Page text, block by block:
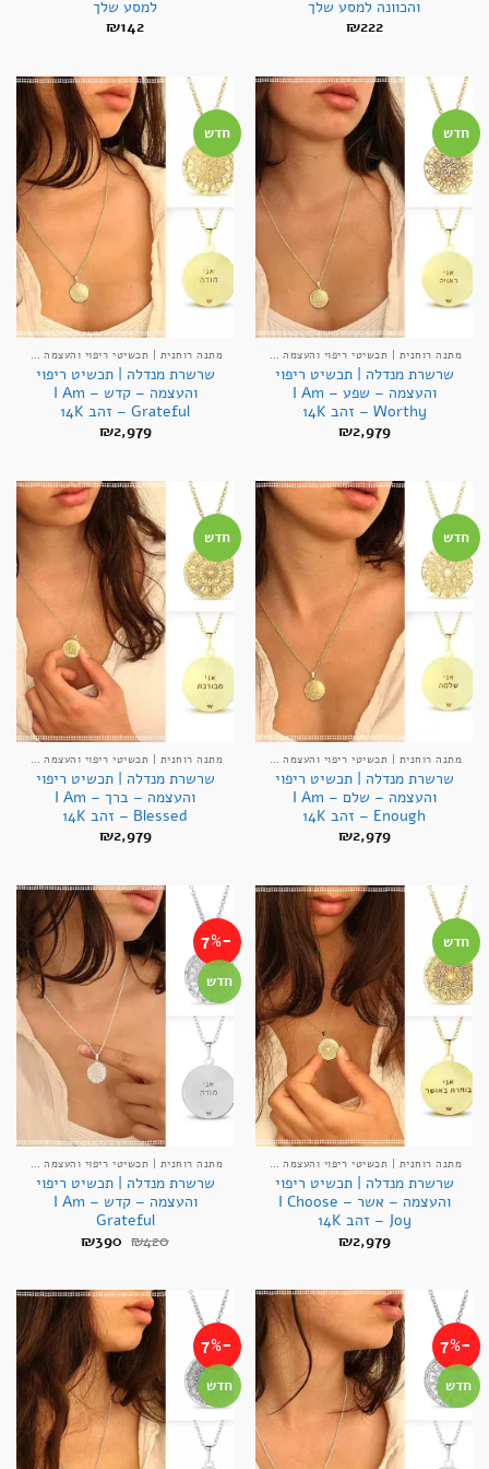
והכוונה למסע שלך
₪222
למסע שלך
₪142
חדש
מתנה רוחנית | תכשיטי ריפוי והעצמה אנרגטיים
שרשרת מנדלה | תכשיט ריפוי
והעצמה – שפע – I Am
Worthy – זהב 14K
₪2,979
חדש
מתנה רוחנית | תכשיטי ריפוי והעצמה אנרגטיים
שרשרת מנדלה | תכשיט ריפוי
והעצמה – קדש – I Am
Grateful – זהב 14K
₪2,979
חדש
מתנה רוחנית | תכשיטי ריפוי והעצמה אנרגטיים
שרשרת מנדלה | תכשיט ריפוי
והעצמה – שלם – I Am
Enough – זהב 14K
₪2,979
חדש
מתנה רוחנית | תכשיטי ריפוי והעצמה אנרגטיים
שרשרת מנדלה | תכשיט ריפוי
והעצמה – ברך – I Am
Blessed – זהב 14K
₪2,979
חדש
מתנה רוחנית | תכשיטי ריפוי והעצמה אנרגטיים
שרשרת מנדלה | תכשיט ריפוי
והעצמה – אשר – I Choose
Joy – זהב 14K
₪2,979
-7%
חדש
מתנה רוחנית | תכשיטי ריפוי והעצמה אנרגטיים
שרשרת מנדלה | תכשיט ריפוי
והעצמה – קדש – I Am
Grateful
₪420 המחיר
המקורי
₪390 המחיר
-7%
חדש
-7%
חדש